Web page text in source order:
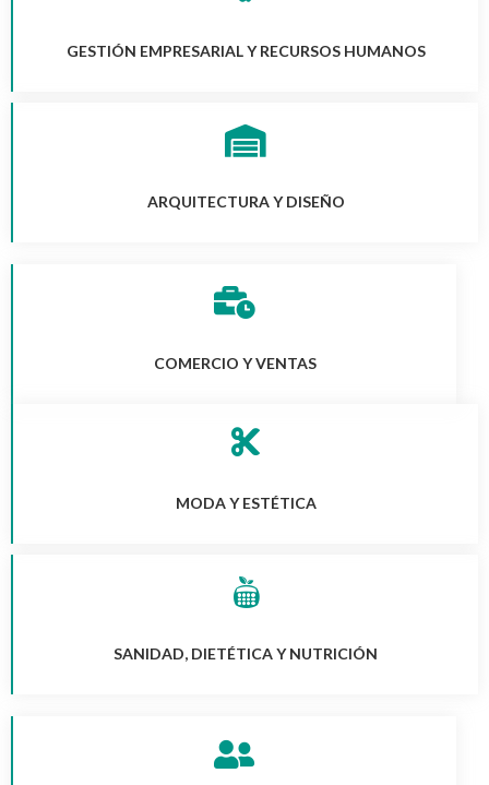
GESTIÓN EMPRESARIAL Y RECURSOS HUMANOS
ARQUITECTURA Y DISEÑO
COMERCIO Y VENTAS
MODA Y ESTÉTICA
SANIDAD, DIETÉTICA Y NUTRICIÓN